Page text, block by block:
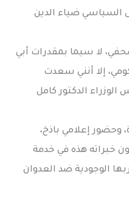
السياسي ضياء الدين
لا سيما بمقدرات أبي
إلا أنني سعدت
الوزراء الدكتور كامل
وحضور إعلامي باذخ،
خبراته هذه في خدمة
الوجودية ضد العدوان